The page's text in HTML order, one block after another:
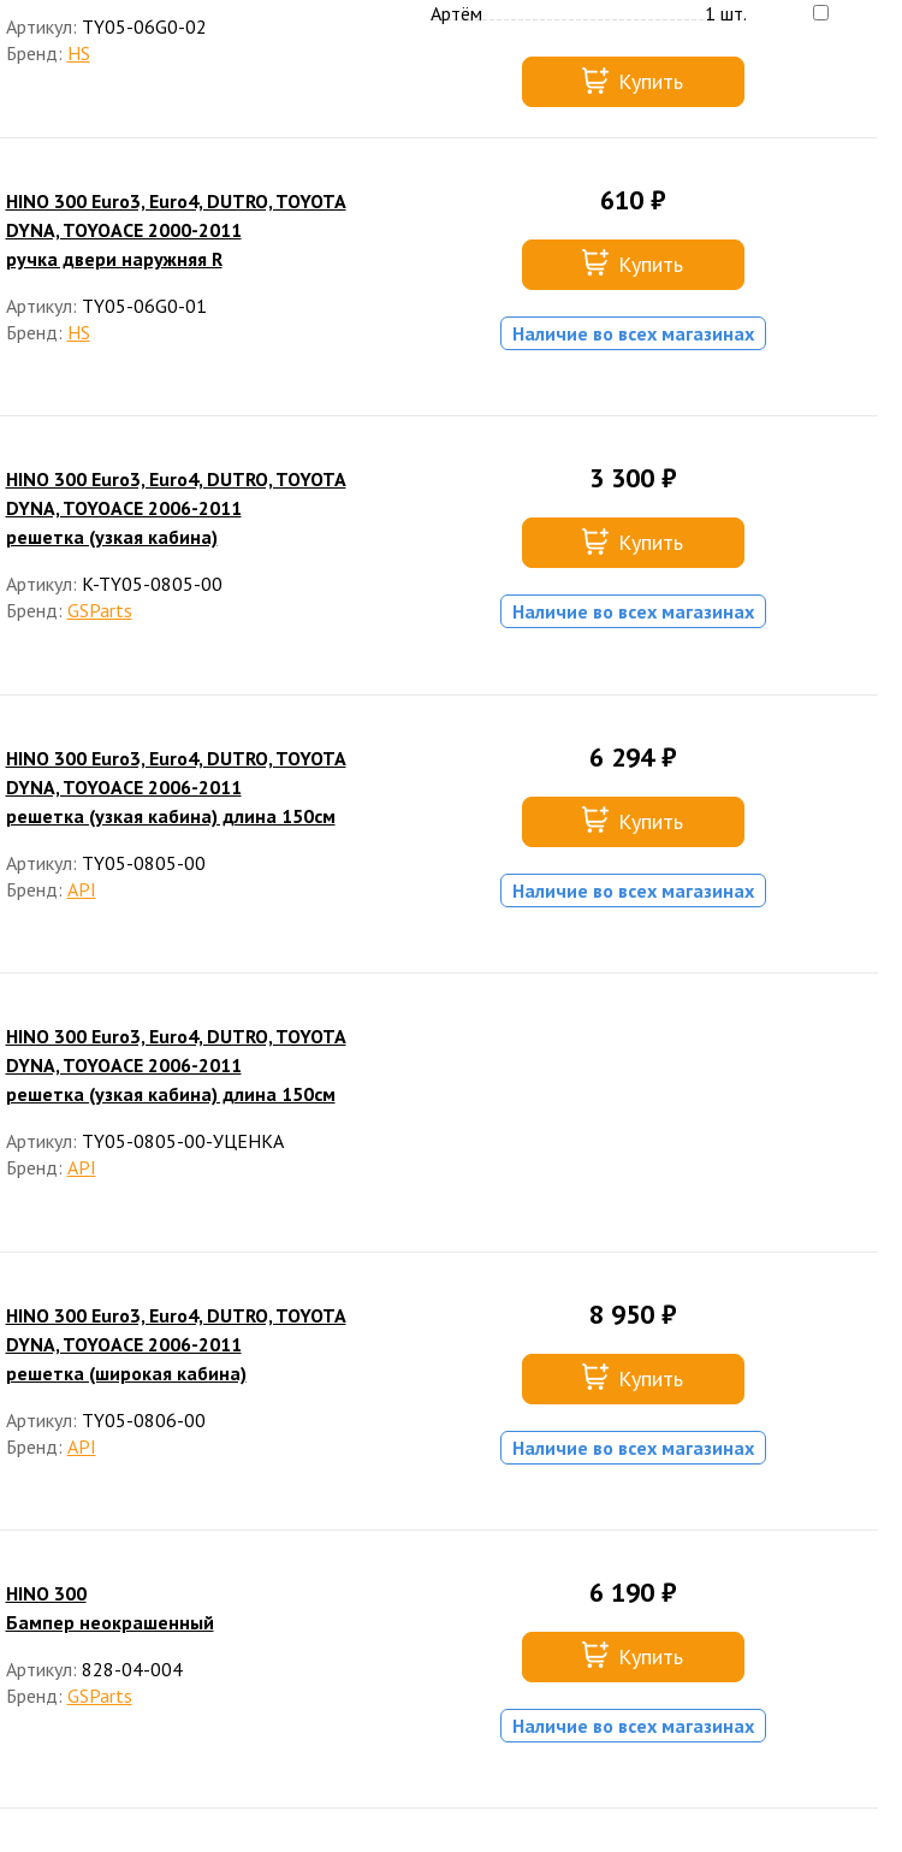
Артикул: TY05-06G0-02
Бренд: HS
Артём
1 шт.
Купить
HINO 300 Euro3, Euro4, DUTRO, TOYOTA
DYNA, TOYOACE 2000-2011
ручка двери наружняя R
Артикул: TY05-06G0-01
Бренд: HS
610 ₽
Купить
Наличие во всех магазинах
HINO 300 Euro3, Euro4, DUTRO, TOYOTA
DYNA, TOYOACE 2006-2011
решетка (узкая кабина)
Артикул: K-TY05-0805-00
Бренд: GSParts
3 300 ₽
Купить
Наличие во всех магазинах
HINO 300 Euro3, Euro4, DUTRO, TOYOTA
DYNA, TOYOACE 2006-2011
решетка (узкая кабина) длина 150см
Артикул: TY05-0805-00
Бренд: API
6 294 ₽
Купить
Наличие во всех магазинах
HINO 300 Euro3, Euro4, DUTRO, TOYOTA
DYNA, TOYOACE 2006-2011
решетка (узкая кабина) длина 150см
Артикул: TY05-0805-00-УЦЕНКА
Бренд: API
HINO 300 Euro3, Euro4, DUTRO, TOYOTA
DYNA, TOYOACE 2006-2011
решетка (широкая кабина)
Артикул: TY05-0806-00
Бренд: API
8 950 ₽
Купить
Наличие во всех магазинах
HINO 300
Бампер неокрашенный
Артикул: 828-04-004
Бренд: GSParts
6 190 ₽
Купить
Наличие во всех магазинах